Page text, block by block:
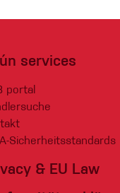
services
portal
Sicherheitsstandards
& EU Law